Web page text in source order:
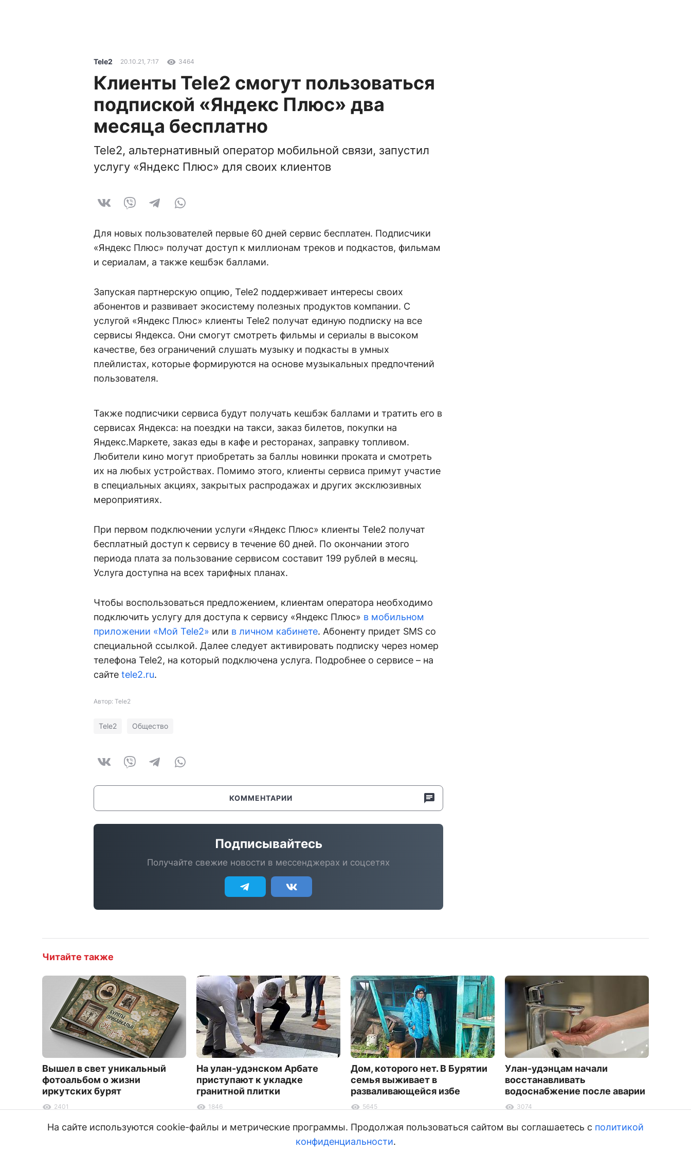
Tele2 20.10.21, 7:17 3464
Клиенты Tele2 смогут пользоваться
подпиской «Яндекс Плюс» два
месяца бесплатно
Tele2, альтернативный оператор мобильной связи, запустил
услугу «Яндекс Плюс» для своих клиентов
Для новых пользователей первые 60 дней сервис бесплатен. Подписчики
«Яндекс Плюс» получат доступ к миллионам треков и подкастов, фильмам
и сериалам, а также кешбэк баллами.
Запуская партнерскую опцию, Tele2 поддерживает интересы своих
абонентов и развивает экосистему полезных продуктов компании. С
услугой «Яндекс Плюс» клиенты Tele2 получат единую подписку на все
сервисы Яндекса. Они смогут смотреть фильмы и сериалы в высоком
качестве, без ограничений слушать музыку и подкасты в умных
плейлистах, которые формируются на основе музыкальных предпочтений
пользователя.
Также подписчики сервиса будут получать кешбэк баллами и тратить его в
сервисах Яндекса: на поездки на такси, заказ билетов, покупки на
Яндекс.Маркете, заказ еды в кафе и ресторанах, заправку топливом.
Любители кино могут приобретать за баллы новинки проката и смотреть
их на любых устройствах. Помимо этого, клиенты сервиса примут участие
в специальных акциях, закрытых распродажах и других эксклюзивных
мероприятиях.
При первом подключении услуги «Яндекс Плюс» клиенты Tele2 получат
бесплатный доступ к сервису в течение 60 дней. По окончании этого
периода плата за пользование сервисом составит 199 рублей в месяц.
Услуга доступна на всех тарифных планах.
Чтобы воспользоваться предложением, клиентам оператора необходимо
подключить услугу для доступа к сервису «Яндекс Плюс» в мобильном
приложении «Мой Tele2» или в личном кабинете. Абоненту придет SMS со
специальной ссылкой. Далее следует активировать подписку через номер
телефона Tele2, на который подключена услуга. Подробнее о сервисе – на
сайте tele2.ru.
Автор: Tele2
Tele2 Общество
КОММЕНТАРИИ
Подписывайтесь
Получайте свежие новости в мессенджерах и соцсетях
Читайте также
Вышел в свет уникальный
фотоальбом о жизни
иркутских бурят
2401
На улан-удэнском Арбате
приступают к укладке
гранитной плитки
1846
Дом, которого нет. В Бурятии
семья выживает в
разваливающейся избе
5645
Улан-удэнцам начали
восстанавливать
водоснабжение после аварии
3074
На сайте используются cookie-файлы и метрические программы. Продолжая пользоваться сайтом вы соглашаетесь с политикой
конфиденциальности.